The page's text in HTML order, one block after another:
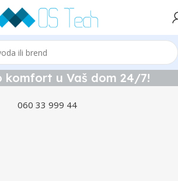
komfort u Vaš dom 24/7!
060 33 999 44